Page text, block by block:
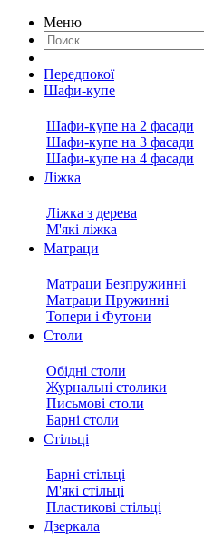
Меню
Передпокої
Шафи-купе
Шафи-купе на 2 фасади
Шафи-купе на 3 фасади
Шафи-купе на 4 фасади
Ліжка
Ліжка з дерева
М'які ліжка
Матраци
Матраци Безпружинні
Матраци Пружинні
Топери і Футони
Столи
Обідні столи
Журнальні столики
Письмові столи
Барні столи
Стільці
Барні стільці
М'які стільці
Пластикові стільці
Дзеркала